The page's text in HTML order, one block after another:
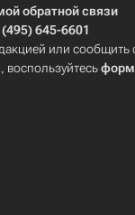
обратной связи
(495) 645-6601
или сообщить